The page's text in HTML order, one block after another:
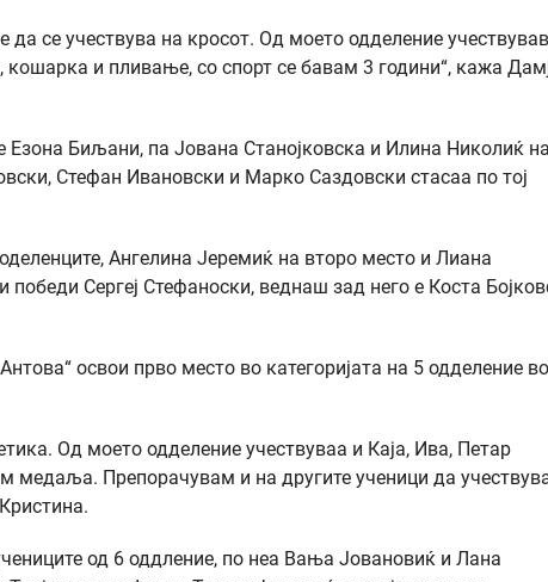
се учествува на кросот. Од моето одделение учествував
и пливање, со спорт се бавам 3 години“, кажа
Езона Биљани, па Јована Станојковска и Илина Николиќ на
Стефан Ивановски и Марко Саздовски стасаа по тој
Ангелина Јеремиќ на второ место и Лиана
победи Сергеј Стефаноски, веднаш зад него е Коста
освои прво место во категоријата на 5 одделение во
Од моето одделение учествуваа и Каја, Ива, Петар
медаља. Препорачувам и на другите ученици да
од 6 оддление, по неа Вања Јовановиќ и Лана